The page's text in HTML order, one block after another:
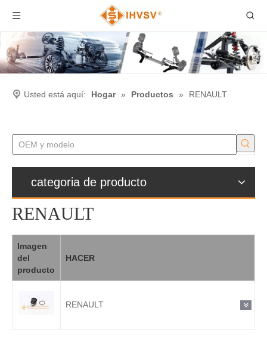
Usted está aquí: Hogar » Productos » RENAULT
categoria de producto
RENAULT
Imagen
del
producto
HACER
RENAULT